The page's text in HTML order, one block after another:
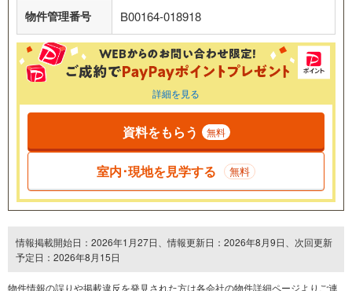
物件管理番号 B00164-018918
詳細を見る
資料をもらう 無料
室内･現地を見学する 無料
情報掲載開始日：2026年1月27日、情報更新日：2026年8月9日、次回更新
予定日：2026年8月15日
物件情報の誤りや掲載違反を発⾒された方は各会社の物件詳細ページよりご連